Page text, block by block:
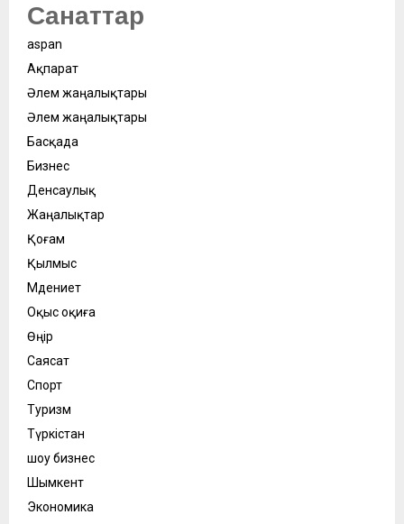
Санаттар
aspan
Ақпарат
Әлем жаңалықтары
Әлем жаңалықтары
Басқада
Бизнес
Денсаулық
Жаңалықтар
Қоғам
Қылмыс
Мәдениет
Оқыс оқиға
Өңір
Саясат
Спорт
Туризм
Түркістан
шоу бизнес
Шымкент
Экономика